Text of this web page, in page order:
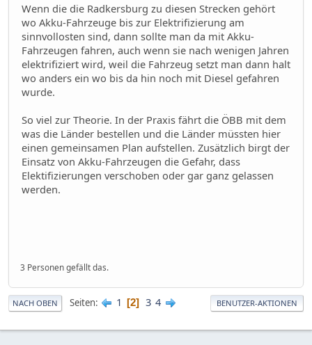
Wenn die die Radkersburg zu diesen Strecken gehört
wo Akku-Fahrzeuge bis zur Elektrifizierung am
sinnvollosten sind, dann sollte man da mit Akku-
Fahrzeugen fahren, auch wenn sie nach wenigen Jahren
elektrifiziert wird, weil die Fahrzeug setzt man dann halt
wo anders ein wo bis da hin noch mit Diesel gefahren
wurde.
So viel zur Theorie. In der Praxis fährt die ÖBB mit dem
was die Länder bestellen und die Länder müssten hier
einen gemeinsamen Plan aufstellen. Zusätzlich birgt der
Einsatz von Akku-Fahrzeugen die Gefahr, dass
Elektifizierungen verschoben oder gar ganz gelassen
werden.
3 Personen gefällt das.
NACH OBEN Seiten 1 2 3 4 BENUTZER-AKTIONEN